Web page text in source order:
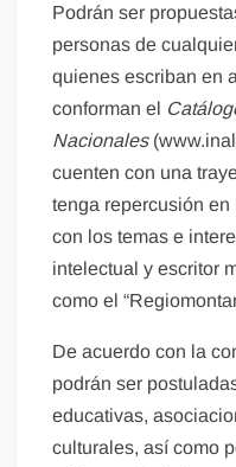
Podrán ser
personas de
quienes escriban en
conforman el
Nacionales
cuenten con una
tenga repercusión
con los temas e
intelectual y escritor
como el
De acuerdo con la
podrán ser
educativas,
culturales, así como